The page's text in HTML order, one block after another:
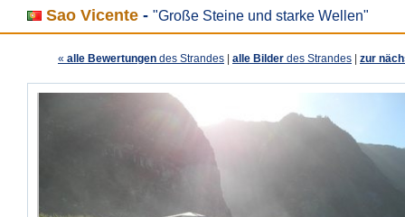
Sao Vicente - "Große Steine und starke Wellen"
« alle Bewertungen des Strandes alle Bilder des Strandes zur